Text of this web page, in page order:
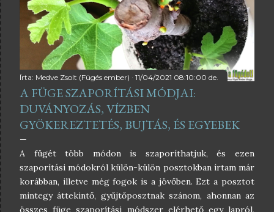
kapcsolatos őszi teendők? Pótoljuk a nyáron elhasznált
tápanyagot, trágyázzuk meg a fügét... A füge trágyázása
megint egy olyan dolog, ami megosztja az embereket.
Egyik része azt mondja, minek, a füge megél a
terméketlen homokon is, a másik fele pedig azt mondja,
jót tesz neki. Én azt mondom, a körültekintő és
átgondolt trágyázással nem ártu...
Írta: Medve Zsolt (Fügés ember) 11/04/2021 08:10:00 de.
A FÜGE SZAPORÍTÁSI MÓDJAI:
DUVÁNYOZÁS, VÍZBEN
GYÖKEREZTETÉS, BUJTÁS, ÉS EGYEBEK
A fügét több módon is szaporíthatjuk, és ezen
szaporítási módokról külön-külön posztokban írtam már
korábban, illetve még fogok is a jövőben. Ezt a posztot
mintegy áttekintő, gyűjtőposztnak szánom, ahonnan az
összes füge szaporítási módszer elérhető egy lapról,